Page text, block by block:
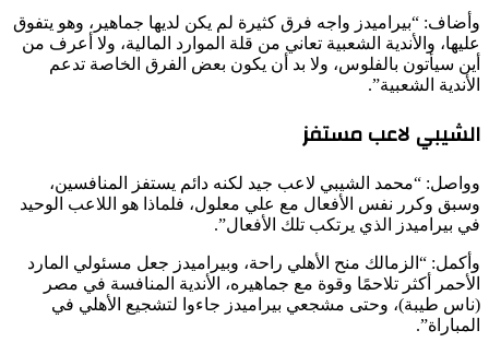
وأضاف: “بيراميدز واجه فرق كثيرة لم يكن لديها جماهير، وهو يتفوق
عليها، والأندية الشعبية تعاني من قلة الموارد المالية، ولا أعرف من
أين سيأتون بالفلوس، ولا بد أن يكون بعض الفرق الخاصة تدعم
الأندية الشعبية”.
الشيبي لاعب مستفز
وواصل: “محمد الشيبي لاعب جيد لكنه دائم يستفز المنافسين،
وسبق وكرر نفس الأفعال مع علي معلول، فلماذا هو اللاعب الوحيد
في بيراميدز الذي يرتكب تلك الأفعال”.
وأكمل: “الزمالك منح الأهلي راحة، وبيراميدز جعل مسئولي المارد
الأحمر أكثر تلاحمًا وقوة مع جماهيره، الأندية المنافسة في مصر
(ناس طيبة)، وحتى مشجعي بيراميدز جاءوا لتشجيع الأهلي في
المباراة”.